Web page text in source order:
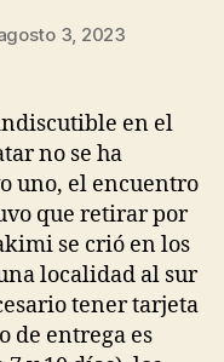
3, 2023
en el
no se ha
uno, el encuentro
que retirar por
se crió en los
localidad al sur
tener tarjeta
de entrega es